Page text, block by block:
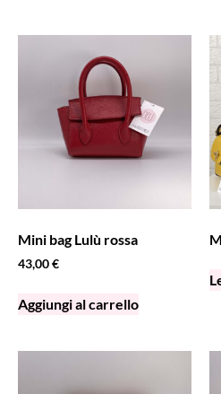
Mini bag Lulù rossa
43,00€
Aggiungi al carrello